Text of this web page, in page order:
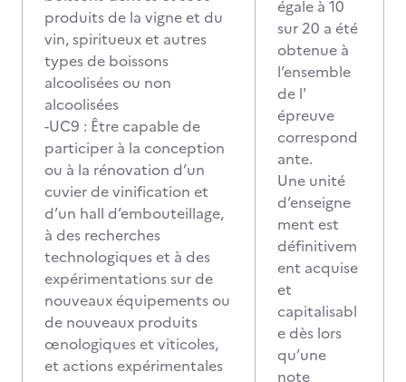
produits de la vigne et du
vin, spiritueux et autres
types de boissons
alcoolisées ou non
alcoolisées
-UC9 : Être capable de
participer à la conception
ou à la rénovation d’un
cuvier de vinification et
d’un hall d’embouteillage,
à des recherches
technologiques et à des
expérimentations sur de
nouveaux équipements ou
de nouveaux produits
œnologiques et viticoles,
et actions expérimentales
égale à 10
sur 20 a été
obtenue à
l’ensemble
de l'
épreuve
correspond
ante.
Une unité
d’enseigne
ment est
définitivem
ent acquise
et
capitalisabl
e dès lors
qu’une
note